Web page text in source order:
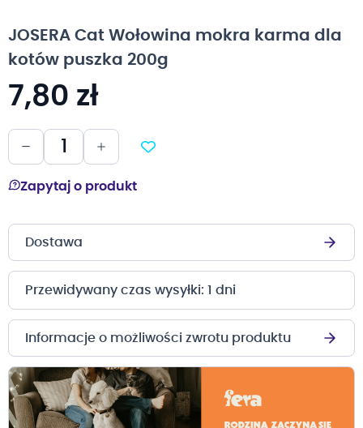
galerii
JOSERA Cat Wołowina mokra karma dla
kotów puszka 200g
7,80 zł
Zapytaj o produkt
Dostawa
Przewidywany czas wysyłki: 1 dni
Informacje o możliwości zwrotu produktu